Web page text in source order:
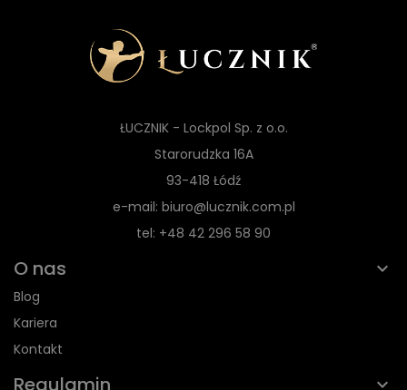
ŁUCZNIK - Lockpol Sp. z o.o.
Starorudzka 16A
93-418 Łódź
e-mail: biuro@lucznik.com.pl
tel: +48 42 296 58 90
O nas
Blog
Kariera
Kontakt
Regulamin